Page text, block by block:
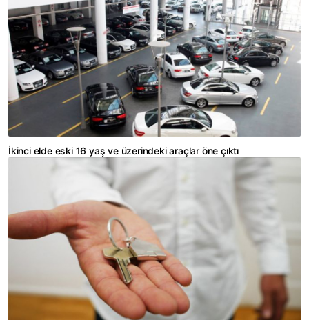
İkinci elde eski 16 yaş ve üzerindeki araçlar öne çıktı